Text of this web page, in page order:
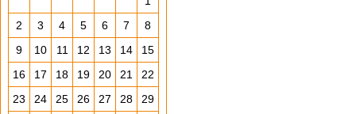
2
3 4 5 6 7
8
9
10 11 12 13 14
15
16
17 18 19 20 21
22
23
24 25 26 27 28
29